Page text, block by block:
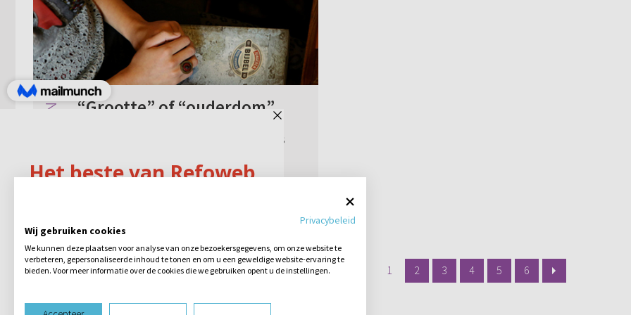
“Grootte” of “ouderdom”
Waarom is het woord “grootte” in Lukas
“ouderdom”?
1 2 3 4 5 6
Privacybeleid
Wij gebruiken cookies
We kunnen deze plaatsen voor analyse van onze bezoekersgegevens, om onze website te
verbeteren, gepersonaliseerde inhoud te tonen en om u een geweldige website-ervaring te
bieden. Voor meer informatie over de cookies die we gebruiken opent u de instellingen.